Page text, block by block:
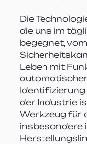
Die
die uns im
begegnet,
Leben mit
Identifizierung
der Industrie
Werkzeug für
insbesondere